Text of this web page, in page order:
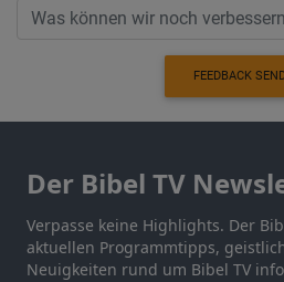
FEEDBACK
Der Bibel TV
Verpasse keine Highlights. Der
aktuellen Programmtipps,
Neuigkeiten rund um Bibel TV